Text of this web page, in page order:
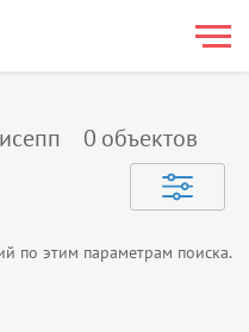
0 объектов
по этим параметрам поиска.